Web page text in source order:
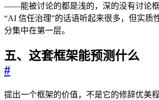
——能被讨论的都是浅的，深的没有讨论
“AI 信任治理”的话语听起来很多，但实质
分集中在第一层。
五、这套框架能预测什么
#
提出一个框架的价值，不是它的修辞优美